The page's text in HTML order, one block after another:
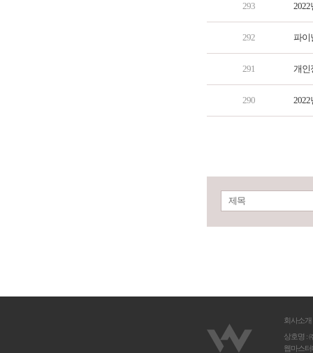
293 2022
292 파이
291 개인
290 2022
제목
회사소개
상호명 :
웹마스